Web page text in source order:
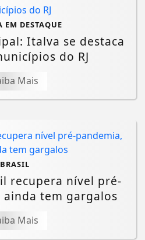
EM DESTAQUE
Italva se destaca
do RJ
Mais
BRASIL
recupera nível pré-
ainda tem gargalos
Mais